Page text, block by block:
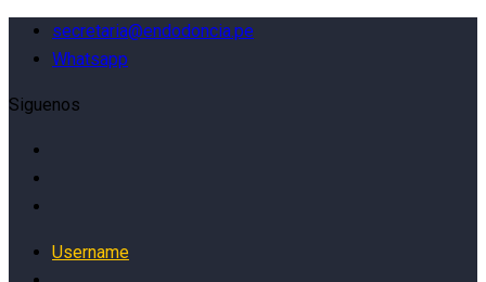
secretaria@endodoncia.pe
Whatsapp
Siguenos
Username